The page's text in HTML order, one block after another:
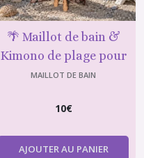
🌴 Maillot de bain &
Kimono de plage pour
poupée type Barbie
MAILLOT DE BAIN
10€
AJOUTER AU PANIER